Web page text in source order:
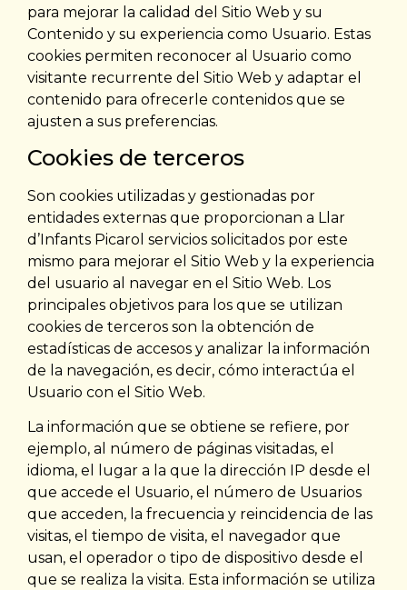
para mejorar la calidad del Sitio Web y su
Contenido y su experiencia como Usuario. Estas
cookies permiten reconocer al Usuario como
visitante recurrente del Sitio Web y adaptar el
contenido para ofrecerle contenidos que se
ajusten a sus preferencias.
Cookies de terceros
Son cookies utilizadas y gestionadas por
entidades externas que proporcionan a Llar
d’Infants Picarol servicios solicitados por este
mismo para mejorar el Sitio Web y la experiencia
del usuario al navegar en el Sitio Web. Los
principales objetivos para los que se utilizan
cookies de terceros son la obtención de
estadísticas de accesos y analizar la información
de la navegación, es decir, cómo interactúa el
Usuario con el Sitio Web.
La información que se obtiene se refiere, por
ejemplo, al número de páginas visitadas, el
idioma, el lugar a la que la dirección IP desde el
que accede el Usuario, el número de Usuarios
que acceden, la frecuencia y reincidencia de las
visitas, el tiempo de visita, el navegador que
usan, el operador o tipo de dispositivo desde el
que se realiza la visita. Esta información se utiliza